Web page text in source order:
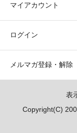
マイアカウント
ログイン
メルマガ登録・解除
表
Copyright(C)